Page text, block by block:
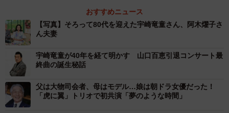
黒柳徹子さん（右）とトークを展開する宇崎竜童さん、阿木燿子さん夫
妻
おすすめニュース
【写真】そろって80代を迎えた宇崎竜童さん、阿木燿子さ
ん夫妻
宇崎竜童が40年を経て明かす 山口百恵引退コンサート最
終曲の誕生秘話
父は大物司会者、母はモデル…娘は朝ドラ女優だった！
「虎に翼」トリオで初共演「夢のような時間」